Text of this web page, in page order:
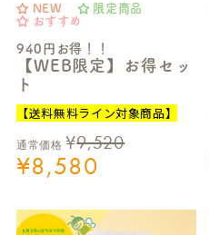
NEW
限定商品
おすすめ
940円お得！！
【WEB限定】お得セッ
ト
【送料無料ライン対象商品】
通常価格 ¥9,520
¥8,580